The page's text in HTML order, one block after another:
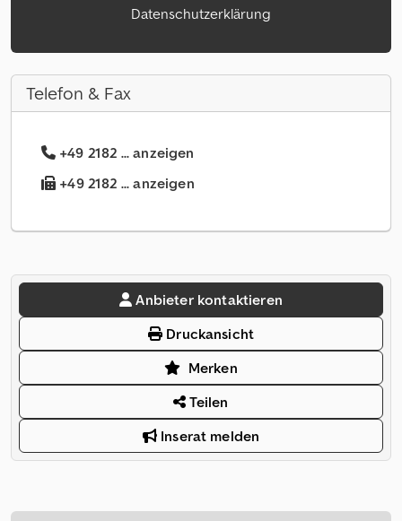
Datenschutzerklärung
Telefon & Fax
+49 2182 ... anzeigen
+49 2182 ... anzeigen
Anbieter kontaktieren
Druckansicht
Merken
Teilen
Inserat melden